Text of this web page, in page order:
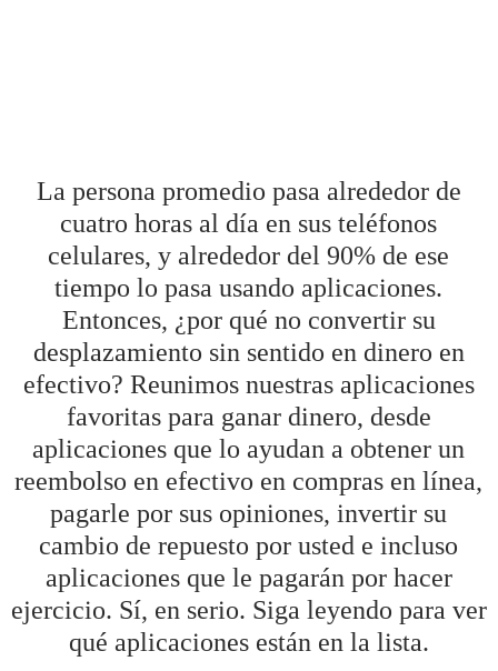
La persona promedio pasa alrededor de
cuatro horas al día en sus teléfonos
celulares, y alrededor del 90% de ese
tiempo lo pasa usando aplicaciones.
Entonces, ¿por qué no convertir su
desplazamiento sin sentido en dinero en
efectivo? Reunimos nuestras aplicaciones
favoritas para ganar dinero, desde
aplicaciones que lo ayudan a obtener un
reembolso en efectivo en compras en línea,
pagarle por sus opiniones, invertir su
cambio de repuesto por usted e incluso
aplicaciones que le pagarán por hacer
ejercicio. Sí, en serio. Siga leyendo para ver
qué aplicaciones están en la lista.